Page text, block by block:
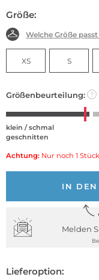
Größe:
Welche Größe
XS S
Größenbeurteilung: ?
klein / schmal
geschnitten
Achtung: Nur noch 1
IN DEN
Melden
Lieferoption: